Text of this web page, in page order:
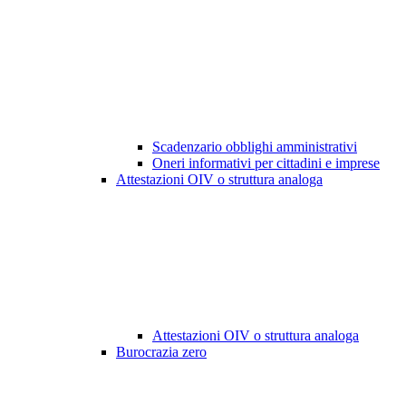
Scadenzario obblighi amministrativi
Oneri informativi per cittadini e imprese
Attestazioni OIV o struttura analoga
Attestazioni OIV o struttura analoga
Burocrazia zero